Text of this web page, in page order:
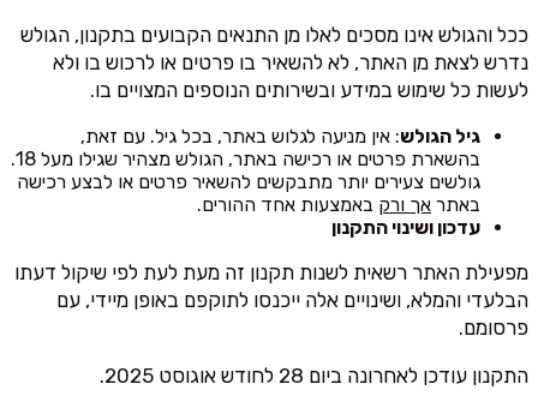
ככל והגולש אינו מסכים לאלו מן התנאים הקבועים בתקנון, הגולש
נדרש לצאת מן האתר, לא להשאיר בו פרטים או לרכוש בו ולא
לעשות כל שימוש במידע ובשירותים הנוספים המצויים בו.
גיל הגולש: אין מניעה לגלוש באתר, בכל גיל. עם זאת,
בהשארת פרטים או רכישה באתר, הגולש מצהיר שגילו מעל 18.
גולשים צעירים יותר מתבקשים להשאיר פרטים או לבצע רכישה
באתר אך ורק באמצעות אחד ההורים.
עדכון ושינוי התקנון
מפעילת האתר רשאית לשנות תקנון זה מעת לעת לפי שיקול דעתו
הבלעדי והמלא, ושינויים אלה ייכנסו לתוקפם באופן מיידי, עם
פרסומם.
התקנון עודכן לאחרונה ביום 28 לחודש אוגוסט 2025.